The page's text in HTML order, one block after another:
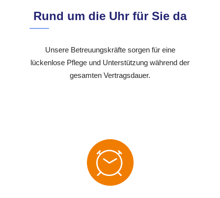
Rund um die Uhr für Sie da
Unsere Betreuungskräfte sorgen für eine
lückenlose Pflege und Unterstützung während der
gesamten Vertragsdauer.